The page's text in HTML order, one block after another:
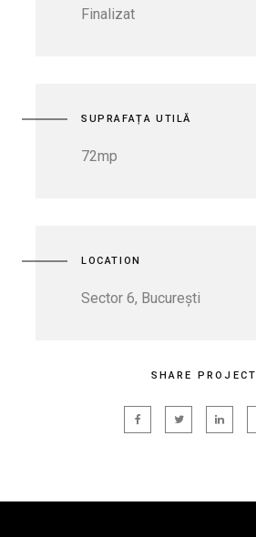
Finalizat
SUPRAFAȚA UTILĂ
72mp
LOCATION
Sector 6, București
SHARE PROJECT